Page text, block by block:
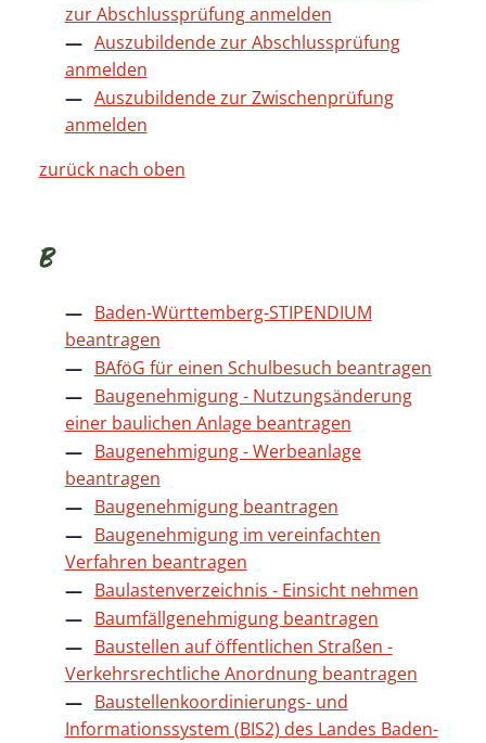
zur Abschlussprüfung anmelden
Auszubildende zur Abschlussprüfung
anmelden
Auszubildende zur Zwischenprüfung
anmelden
zurück nach oben
B
Baden-Württemberg-STIPENDIUM
beantragen
BAföG für einen Schulbesuch beantragen
Baugenehmigung - Nutzungsänderung
einer baulichen Anlage beantragen
Baugenehmigung - Werbeanlage
beantragen
Baugenehmigung beantragen
Baugenehmigung im vereinfachten
Verfahren beantragen
Baulastenverzeichnis - Einsicht nehmen
Baumfällgenehmigung beantragen
Baustellen auf öffentlichen Straßen -
Verkehrsrechtliche Anordnung beantragen
Baustellenkoordinierungs- und
Informationssystem (BIS2) des Landes Baden-